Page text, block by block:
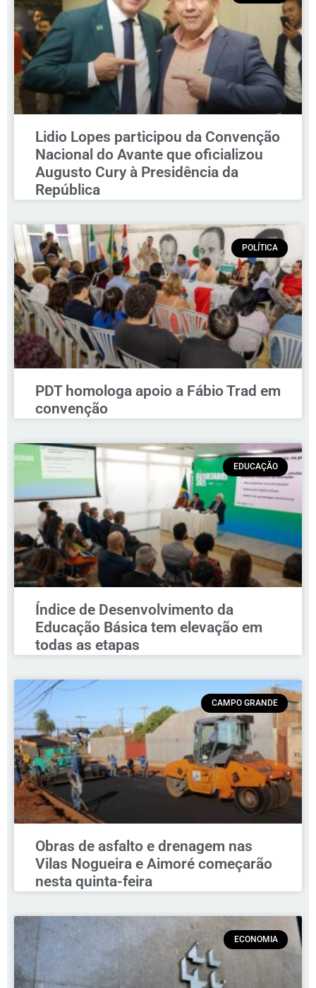
Lidio Lopes participou da Convenção
Nacional do Avante que oficializou
Augusto Cury à Presidência da
República
POLÍTICA
PDT homologa apoio a Fábio Trad em
convenção
EDUCAÇÃO
Índice de Desenvolvimento da
Educação Básica tem elevação em
todas as etapas
CAMPO GRANDE
Obras de asfalto e drenagem nas
Vilas Nogueira e Aimoré começarão
nesta quinta-feira
ECONOMIA